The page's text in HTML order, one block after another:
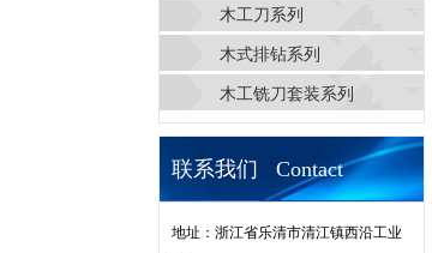
木工刀系列
木式排钻系列
木工铣刀套装系列
联系我们 Contact
地址：浙江省乐清市清江镇西沿工业